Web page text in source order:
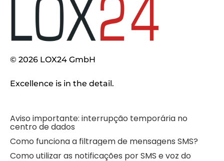
© 2026 LOX24 GmbH
Excellence is in the detail.
Aviso importante: interrupção temporária no
centro de dados
Como funciona a filtragem de mensagens SMS?
Como utilizar as notificações por SMS e voz do